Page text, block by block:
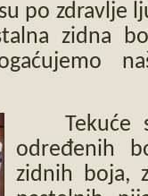
po zdravlje
zidna
Tekuće
određenih
zidnih boja,